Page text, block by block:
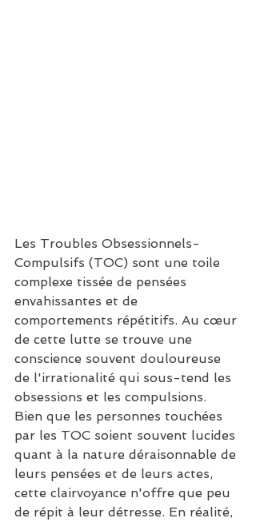
Les Troubles Obsessionnels-
Compulsifs (TOC) sont une toile
complexe tissée de pensées
envahissantes et de
comportements répétitifs. Au cœur
de cette lutte se trouve une
conscience souvent douloureuse
de l'irrationalité qui sous-tend les
obsessions et les compulsions.
Bien que les personnes touchées
par les TOC soient souvent lucides
quant à la nature déraisonnable de
leurs pensées et de leurs actes,
cette clairvoyance n'offre que peu
de répit à leur détresse. En réalité,